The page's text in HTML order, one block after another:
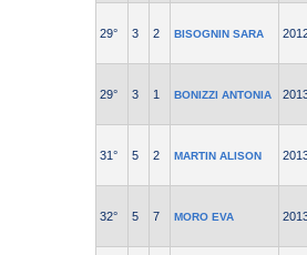
29° 3 2 BISOGNIN SARA
29° 3 1 BONIZZI ANTONIA
31° 5 2 MARTIN ALISON
32° 5 7 MORO EVA